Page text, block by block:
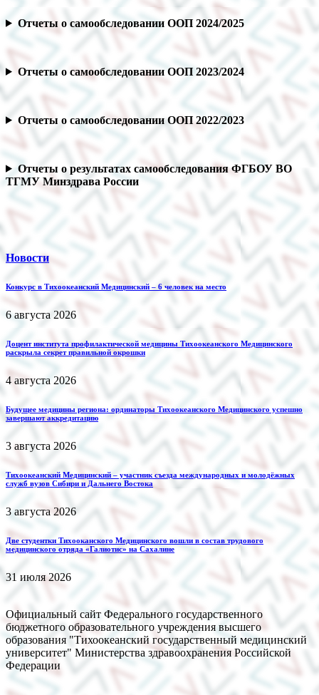
Отчеты о самообследовании ООП 2024/2025
Отчеты о самообследовании ООП 2023/2024
Отчеты о самообследовании ООП 2022/2023
Отчеты о результатах самообследования ФГБОУ ВО
ТГМУ Минздрава России
Новости
Конкурс в Тихоокеанский Медицинский – 6 человек на место
6 августа 2026
Доцент института профилактической медицины Тихоокеанского Медицинского
раскрыла секрет правильной окрошки
4 августа 2026
Будущее медицины региона: ординаторы Тихоокеанского Медицинского успешно
завершают аккредитацию
3 августа 2026
Тихоокеанский Медицинский – участник съезда международных и молодёжных
служб вузов Сибири и Дальнего Востока
3 августа 2026
Две студентки Тихооканского Медицинского вошли в состав трудового
медицинского отряда «Галиотис» на Сахалине
31 июля 2026
Официальный сайт Федерального государственного
бюджетного образовательного учреждения высшего
образования "Тихоокеанский государственный медицинский
университет" Министерства здравоохранения Российской
Федерации